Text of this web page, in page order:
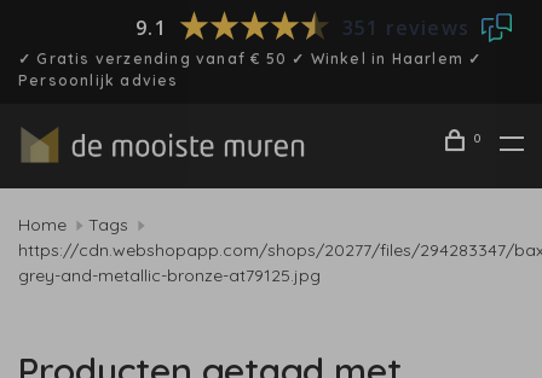
9.1 351 reviews
✓ Gratis verzending vanaf € 50 ✓ Winkel in Haarlem ✓
Persoonlijk advies
0
Home
Tags
https://cdn.webshopapp.com/shops/20277/files/294283347/
grey-and-metallic-bronze-at79125.jpg